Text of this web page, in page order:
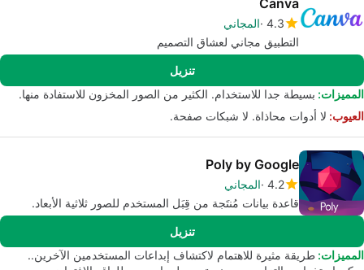
Canva
4.3 المجاني
التطبيق مجاني لعشاق التصميم
تنزيل
المميزات: بسيطة جدا للاستخدام. الكثير من الصور المخزون للاستفادة منها.
العيوب: لا أدوات محاذاة. لا شبكات صفحة.
Poly by Google
4.2 المجاني
قاعدة بيانات مُنتَجة من قِبَل المستخدم للصور ثلاثية الأبعاد.
تنزيل
المميزات: طريقة مثيرة للاهتمام لاكتشاف إبداعات المستخدمين الآخرين..